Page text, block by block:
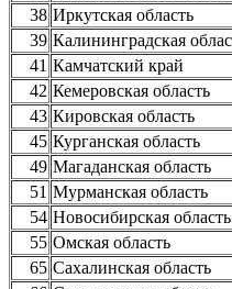
38 Иркутская область
39 Калининградская
41 Камчатский край
42 Кемеровская область
43 Кировская область
45 Курганская область
49 Магаданская область
51 Мурманская область
54 Новосибирская область
55 Омская область
65 Сахалинская область